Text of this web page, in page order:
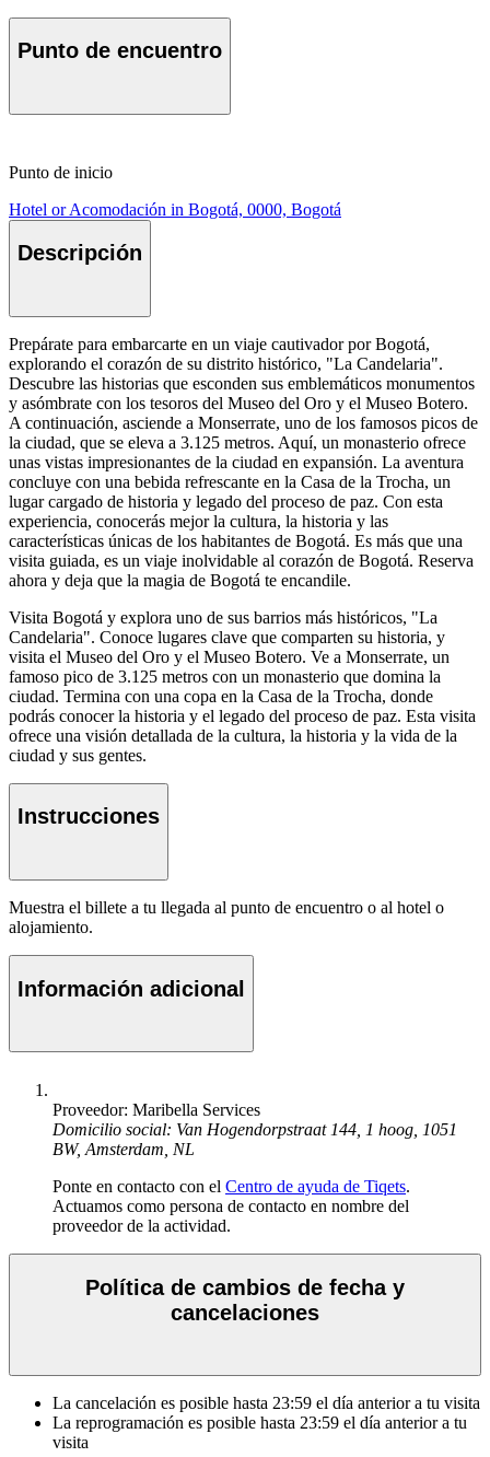
Punto de encuentro
Punto de inicio
Hotel or Acomodación in Bogotá, 0000, Bogotá
Descripción
Prepárate para embarcarte en un viaje cautivador por Bogotá,
explorando el corazón de su distrito histórico, "La Candelaria".
Descubre las historias que esconden sus emblemáticos monumentos
y asómbrate con los tesoros del Museo del Oro y el Museo Botero.
A continuación, asciende a Monserrate, uno de los famosos picos de
la ciudad, que se eleva a 3.125 metros. Aquí, un monasterio ofrece
unas vistas impresionantes de la ciudad en expansión. La aventura
concluye con una bebida refrescante en la Casa de la Trocha, un
lugar cargado de historia y legado del proceso de paz. Con esta
experiencia, conocerás mejor la cultura, la historia y las
características únicas de los habitantes de Bogotá. Es más que una
visita guiada, es un viaje inolvidable al corazón de Bogotá. Reserva
ahora y deja que la magia de Bogotá te encandile.
Visita Bogotá y explora uno de sus barrios más históricos, "La
Candelaria". Conoce lugares clave que comparten su historia, y
visita el Museo del Oro y el Museo Botero. Ve a Monserrate, un
famoso pico de 3.125 metros con un monasterio que domina la
ciudad. Termina con una copa en la Casa de la Trocha, donde
podrás conocer la historia y el legado del proceso de paz. Esta visita
ofrece una visión detallada de la cultura, la historia y la vida de la
ciudad y sus gentes.
Instrucciones
Muestra el billete a tu llegada al punto de encuentro o al hotel o
alojamiento.
Información adicional
Proveedor: Maribella Services
Domicilio social: Van Hogendorpstraat 144, 1 hoog, 1051
BW, Amsterdam, NL
Ponte en contacto con el Centro de ayuda de Tiqets.
Actuamos como persona de contacto en nombre del
proveedor de la actividad.
Política de cambios de fecha y
cancelaciones
La cancelación es posible hasta 23:59 el día anterior a tu visita
La reprogramación es posible hasta 23:59 el día anterior a tu
visita